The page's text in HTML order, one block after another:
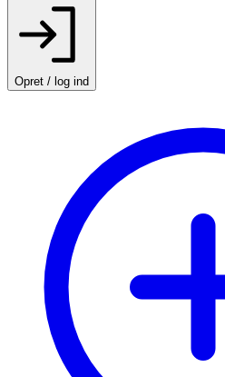
Opret / log ind